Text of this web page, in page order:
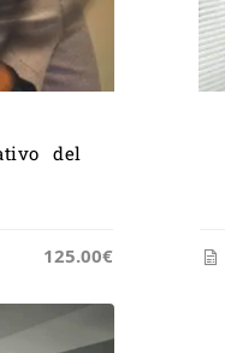
del
125.00€